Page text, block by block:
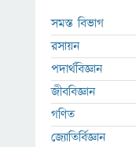
সমস্ত বিভাগ
রসায়ন
পদার্থবিজ্ঞান
জীববিজ্ঞান
গণিত
জ্যোতির্বিজ্ঞান